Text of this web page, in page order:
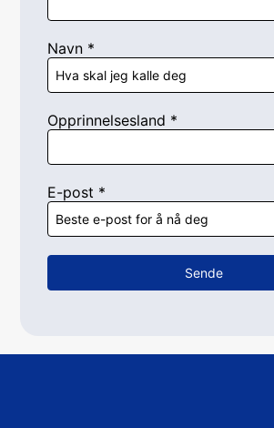
Navn *
Opprinnelsesland *
E-post *
Sende